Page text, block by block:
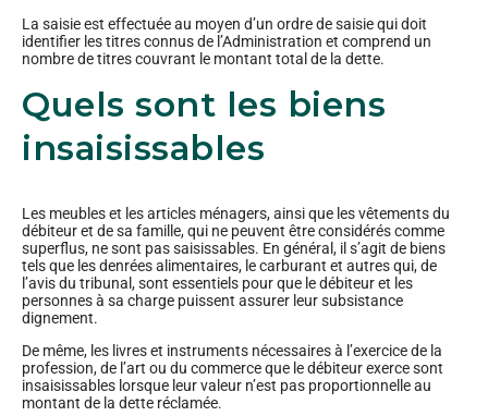
La saisie est effectuée au moyen d’un ordre de saisie qui doit
identifier les titres connus de l’Administration et comprend un
nombre de titres couvrant le montant total de la dette.
Quels sont les biens
insaisissables
Les meubles et les articles ménagers, ainsi que les vêtements du
débiteur et de sa famille, qui ne peuvent être considérés comme
superflus, ne sont pas saisissables. En général, il s’agit de biens
tels que les denrées alimentaires, le carburant et autres qui, de
l’avis du tribunal, sont essentiels pour que le débiteur et les
personnes à sa charge puissent assurer leur subsistance
dignement.
De même, les livres et instruments nécessaires à l’exercice de la
profession, de l’art ou du commerce que le débiteur exerce sont
insaisissables lorsque leur valeur n’est pas proportionnelle au
montant de la dette réclamée.